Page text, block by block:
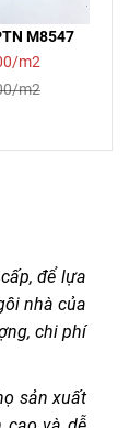
M8547
m2
m2
để lựa
nhà của
chi phí
sản xuất